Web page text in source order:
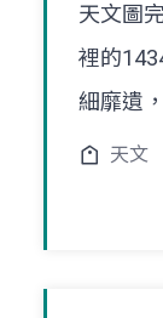
天文圖
裡的
細靡遺
天文